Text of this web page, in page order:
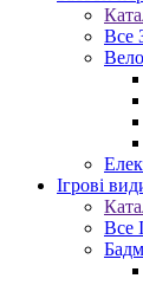
Все
Ігрові
Все